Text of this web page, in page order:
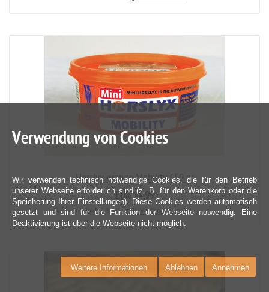
Horslyx orange Mobility 650 gr
EUR 14,99
inkl. 7 % UStzzgl. Versandkosten
Verwendung von Cookies
Wir verwenden technisch notwendige Cookies, die für den Betrieb
unserer Webseite erforderlich sind (z. B. für den Warenkorb oder die
Speicherung Ihrer Einstellungen). Diese Cookies werden automatisch
gesetzt und sind für die Funktion der Webseite notwendig. Eine
Deaktivierung ist über die Webseite nicht möglich.
Annehmen
Ablehnen
Weitere Informationen